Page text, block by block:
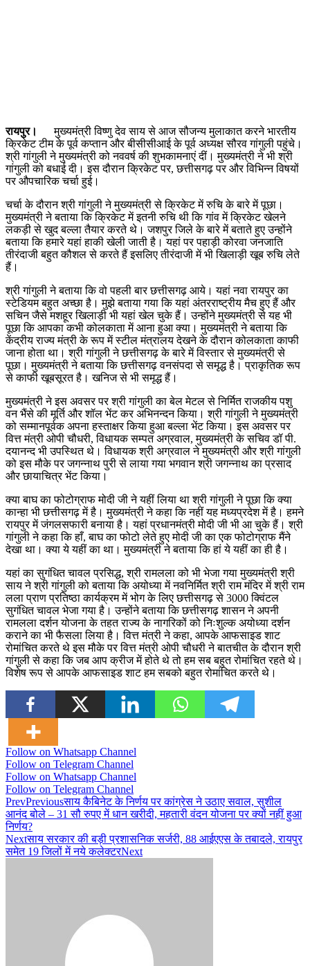
रायपुर।
मुख्यमंत्री विष्णु देव साय से आज सौजन्य मुलाकात करने भारतीय
क्रिकेट टीम के पूर्व कप्तान और बीसीसीआई के पूर्व अध्यक्ष सौरव गांगुली पहुंचे।
श्री गांगुली ने मुख्यमंत्री को नववर्ष की शुभकामनाएं दीं। मुख्यमंत्री ने भी श्री
गांगुली को बधाई दी। इस दौरान क्रिकेट पर, छत्तीसगढ़ पर और विभिन्न विषयों
पर औपचारिक चर्चा हुई।
चर्चा के दौरान श्री गांगुली ने मुख्यमंत्री से क्रिकेट में रुचि के बारे में पूछा।
मुख्यमंत्री ने बताया कि क्रिकेट में इतनी रुचि थी कि गांव में क्रिकेट खेलने
लकड़ी से खुद बल्ला तैयार करते थे। जशपुर जिले के बारे में बताते हुए उन्होंने
बताया कि हमारे यहां हाकी खेली जाती है। यहां पर पहाड़ी कोरवा जनजाति
तीरंदाजी बहुत कौशल से करते हैं इसलिए तीरंदाजी में भी खिलाड़ी खूब रुचि लेते
हैं।
श्री गांगुली ने बताया कि वो पहली बार छत्तीसगढ़ आये। यहां नवा रायपुर का
स्टेडियम बहुत अच्छा है। मुझे बताया गया कि यहां अंतरराष्ट्रीय मैच हुए हैं और
सचिन जैसे मशहूर खिलाड़ी भी यहां खेल चुके हैं। उन्होंने मुख्यमंत्री से यह भी
पूछा कि आपका कभी कोलकाता में आना हुआ क्या। मुख्यमंत्री ने बताया कि
केंद्रीय राज्य मंत्री के रूप में स्टील मंत्रालय देखने के दौरान कोलकाता काफी
जाना होता था। श्री गांगुली ने छत्तीसगढ़ के बारे में विस्तार से मुख्यमंत्री से
पूछा। मुख्यमंत्री ने बताया कि छत्तीसगढ़ वनसंपदा से समृद्ध है। प्राकृतिक रूप
से काफी खूबसूरत है। खनिज से भी समृद्ध हैं।
मुख्यमंत्री ने इस अवसर पर श्री गांगुली का बेल मेटल से निर्मित राजकीय पशु
वन भैंसे की मूर्ति और शॉल भेंट कर अभिनन्दन किया। श्री गांगुली ने मुख्यमंत्री
को सम्मानपूर्वक अपना हस्ताक्षर किया हुआ बल्ला भेंट किया। इस अवसर पर
वित्त मंत्री ओपी चौधरी, विधायक सम्पत अग्रवाल, मुख्यमंत्री के सचिव डॉ पी.
दयानन्द भी उपस्थित थे। विधायक श्री अग्रवाल ने मुख्यमंत्री और श्री गांगुली
को इस मौके पर जगन्नाथ पुरी से लाया गया भगवान श्री जगन्नाथ का प्रसाद
और छायाचित्र भेंट किया।
क्या बाघ का फोटोग्राफ मोदी जी ने यहीं लिया था श्री गांगुली ने पूछा कि क्या
कान्हा भी छत्तीसगढ़ में है। मुख्यमंत्री ने कहा कि नहीं यह मध्यप्रदेश में है। हमने
रायपुर में जंगलसफारी बनाया है। यहां प्रधानमंत्री मोदी जी भी आ चुके हैं। श्री
गांगुली ने कहा कि हाँ, बाघ का फोटो लेते हुए मोदी जी का एक फोटोग्राफ मैंने
देखा था। क्या ये यहीं का था। मुख्यमंत्री ने बताया कि हां ये यहीं का ही है।
यहां का सुगंधित चावल प्रसिद्ध, श्री रामलला को भी भेजा गया मुख्यमंत्री श्री
साय ने श्री गांगुली को बताया कि अयोध्या में नवनिर्मित श्री राम मंदिर में श्री राम
लला प्राण प्रतिष्ठा कार्यक्रम में भोग के लिए छत्तीसगढ़ से 3000 क्विंटल
सुगंधित चावल भेजा गया है। उन्होंने बताया कि छत्तीसगढ़ शासन ने अपनी
रामलला दर्शन योजना के तहत राज्य के नागरिकों को निःशुल्क अयोध्या दर्शन
कराने का भी फैसला लिया है। वित्त मंत्री ने कहा, आपके आफसाइड शाट
रोमांचित करते थे इस मौके पर वित्त मंत्री ओपी चौधरी ने बातचीत के दौरान श्री
गांगुली से कहा कि जब आप क्रीज में होते थे तो हम सब बहुत रोमांचित रहते थे।
विशेष रूप से आपके आफसाइड शाट हम सबको बहुत रोमांचित करते थे।
Follow on Whatsapp Channel
Follow on Telegram Channel
Follow on Whatsapp Channel
Follow on Telegram Channel
PrevPreviousसाय कैबिनेट के निर्णय पर कांग्रेस ने उठाए सवाल, सुशील
आनंद बोले – 31 सौ रुपए में धान खरीदी, महतारी वंदन योजना पर क्यों नहीं हुआ
निर्णय?
Nextसाय सरकार की बड़ी प्रशासनिक सर्जरी, 88 आईएएस के तबादले, रायपुर
समेत 19 जिलों में नये कलेक्टरNext